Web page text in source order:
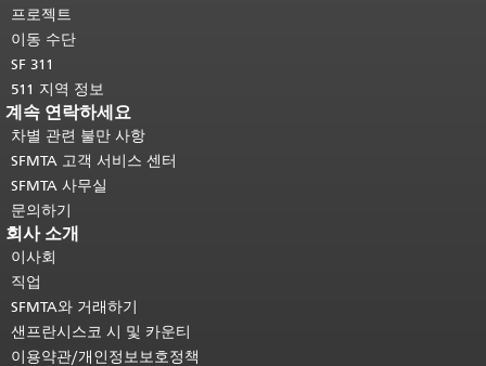
여기를 클릭하십시오
프로젝트
이동 수단
SF 311
511 지역 정보
계속 연락하세요
차별 관련 불만 사항
SFMTA 고객 서비스 센터
SFMTA 사무실
문의하기
회사 소개
이사회
직업
SFMTA와 거래하기
샌프란시스코 시 및 카운티
이용약관/개인정보보호정책